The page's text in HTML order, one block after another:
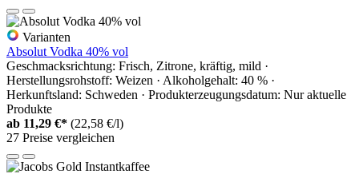
Varianten
Absolut Vodka 40% vol
Geschmacksrichtung: Frisch, Zitrone, kräftig, mild ·
Herstellungsrohstoff: Weizen · Alkoholgehalt: 40 % ·
Herkunftsland: Schweden · Produkterzeugungsdatum: Nur aktuelle
Produkte
ab 11,29 €* (22,58 €/l)
27 Preise vergleichen